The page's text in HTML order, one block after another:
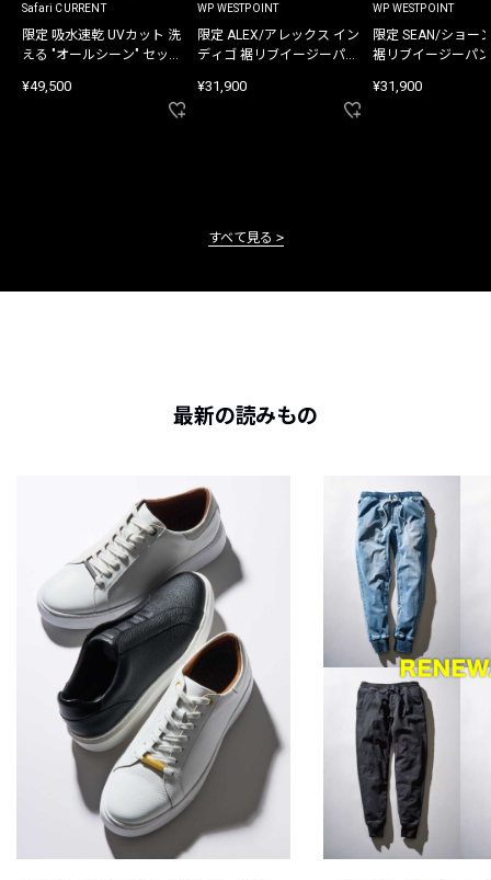
Safari CURRENT
限定 吸水速乾 UVカット 洗
える "オールシーン" セット
¥49,500
WP WESTPOINT
限定 ALEX/アレックス イン
ディゴ 裾リブイージーパン
¥31,900
WP WESTPOINT
限定 SEAN/ショー
裾リブイージーパ
¥31,900
すべて見る
最新の読みもの